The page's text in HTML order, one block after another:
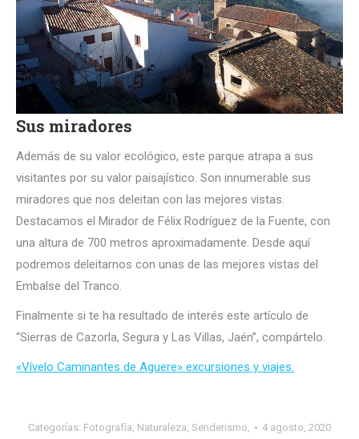
Sus miradores
Además de su valor ecológico, este parque atrapa a sus
visitantes por su valor paisajístico. Son innumerable sus
miradores que nos deleitan con las mejores vistas.
Destacamos el Mirador de Félix Rodríguez de la Fuente, con
una altura de 700 metros aproximadamente. Desde aquí
podremos deleitarnos con unas de las mejores vistas del
Embalse del Tranco.
Finalmente si te ha resultado de interés este artículo de
“Sierras de Cazorla, Segura y Las Villas, Jaén”, compártelo.
«Vívelo Caminantes de Aguere» excursiones y viajes.
Categorías: Fotografía, Naturaleza, Senderismo, 4 agosto, 2020